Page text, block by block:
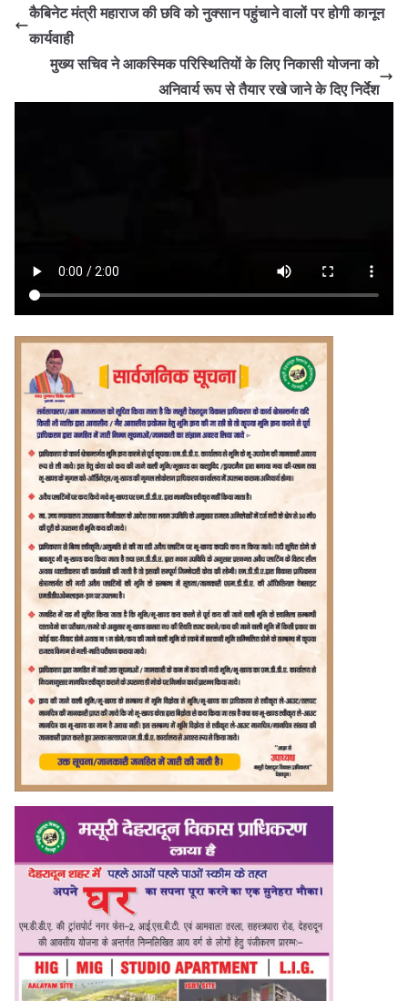
कैबिनेट मंत्री महाराज की छवि को नुक्सान पहुंचाने वालों पर होगी कानून
कार्यवाही
मुख्य सचिव ने आकस्मिक परिस्थितियों के लिए निकासी योजना को
अनिवार्य रूप से तैयार रखे जाने के दिए निर्देश